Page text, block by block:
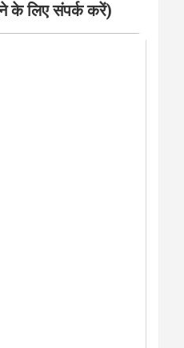
के लिए संपर्क करें)